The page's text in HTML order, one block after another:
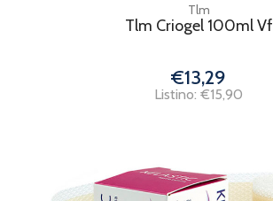
Tlm
Tlm Criogel 100ml Vf
€13,29
Listino: €15,90